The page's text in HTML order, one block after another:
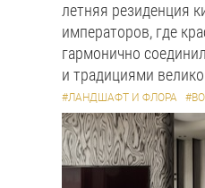
летняя резиденция
императоров, где
гармонично
и традициями
#ЛАНДШАФТ И ФЛОРА